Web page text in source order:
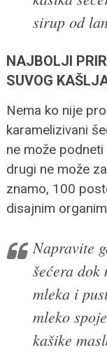
sirup od
NAJBOLJI
SUVOG
Nema ko nije
karamelizivani
ne može
drugi ne može
znamo, 100
disajnim
Napravite
šećera dok
mleka i
mleko
kašike